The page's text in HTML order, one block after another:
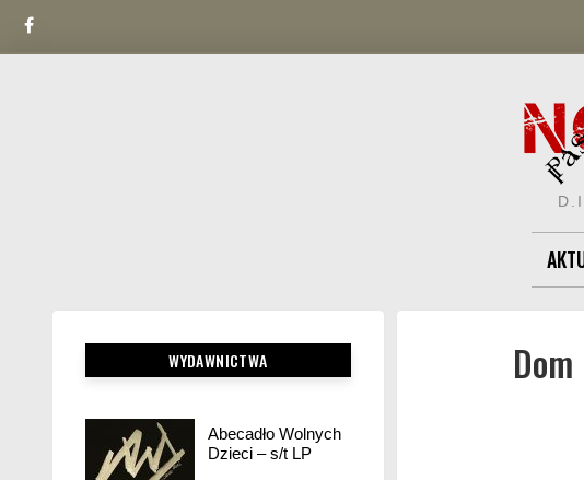
Facebook
WYDAWNICTWA
Abecadło Wolnych
Dzieci – s/t LP